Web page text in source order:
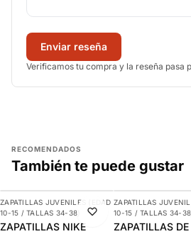
Enviar reseña
Verificamos tu compra y la reseña pasa
RECOMENDADOS
También te puede gustar
-9%
AGREGAR
ZAPATILLAS JUVENILES (EDAD
10-15 / TALLAS 34-38)
ZAPATILLAS NIKE
-10%
AGREGAR
ZAPATILLAS
10-15 / TALLAS 34-38)
ZAPATILLAS DE